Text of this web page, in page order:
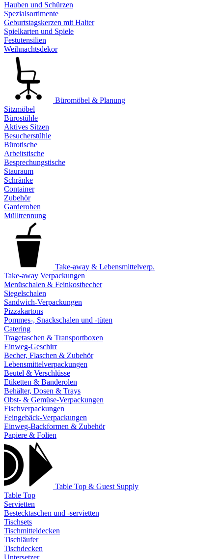
Hauben und Schürzen
Spezialsortimente
Geburtstagskerzen mit Halter
Spielkarten und Spiele
Festutensilien
Weihnachtsdekor
Büromöbel & Planung
Sitzmöbel
Bürostühle
Aktives Sitzen
Besucherstühle
Bürotische
Arbeitstische
Besprechungstische
Stauraum
Schränke
Container
Zubehör
Garderoben
Mülltrennung
Take-away & Lebensmittelverp.
Take-away Verpackungen
Menüschalen & Feinkostbecher
Siegelschalen
Sandwich-Verpackungen
Pizzakartons
Pommes-, Snackschalen und -tüten
Catering
Tragetaschen & Transportboxen
Einweg-Geschirr
Becher, Flaschen & Zubehör
Lebensmittelverpackungen
Beutel & Verschlüsse
Etiketten & Banderolen
Behälter, Dosen & Trays
Obst- & Gemüse-Verpackungen
Fischverpackungen
Feingebäck-Verpackungen
Einweg-Backformen & Zubehör
Papiere & Folien
Table Top & Guest Supply
Table Top
Servietten
Bestecktaschen und -servietten
Tischsets
Tischmitteldecken
Tischläufer
Tischdecken